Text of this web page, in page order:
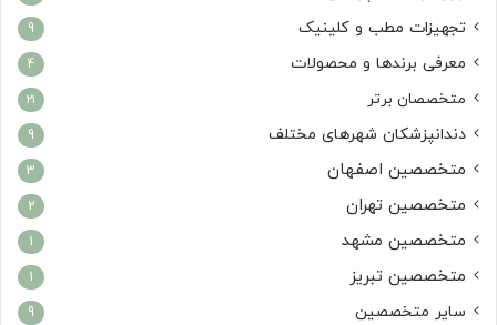
تجهیزات مطب و کلینیک 9
معرفی برندها و محصولات 4
متخصصان برتر 21
دندانپزشکان شهرهای مختلف 9
متخصصین اصفهان 3
متخصصین تهران 2
متخصصین مشهد 1
متخصصین تبریز 1
سایر متخصصین 9